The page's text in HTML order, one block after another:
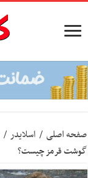
صفحه اصلی / اسلایدر /
گوشت قرمز چیست؟